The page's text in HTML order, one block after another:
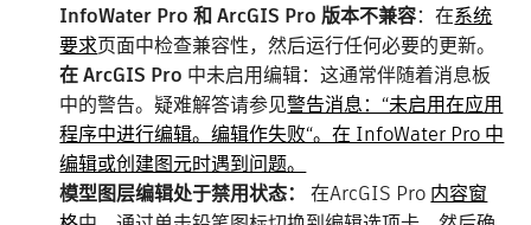
InfoWater Pro 和 ArcGIS Pro 版本不兼容：在系统
要求页面中检查兼容性，然后运行任何必要的更新。
在 ArcGIS Pro 中未启用编辑：这通常伴随着消息板
中的警告。疑难解答请参见警告消息：“未启用在应用
程序中进行编辑。编辑作失败“。在 InfoWater Pro 中
编辑或创建图元时遇到问题。
模型图层编辑处于禁用状态：在ArcGIS Pro 内容窗